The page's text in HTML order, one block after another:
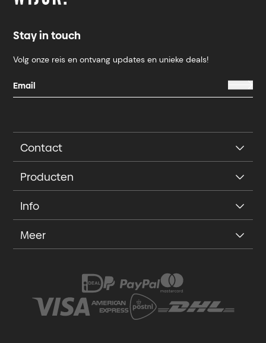
Stay in touch
Volg onze reis en ontvang updates en unieke deals!
Contact
Producten
Info
Meer